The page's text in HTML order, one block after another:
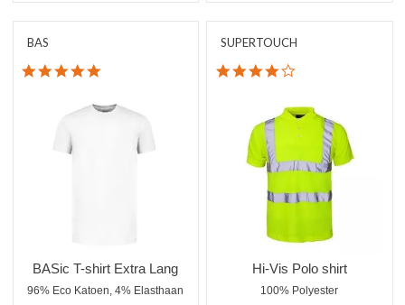
BAS
5.0 star rating
BASic T-shirt Extra Lang
96% Eco Katoen, 4% Elasthaan
SUPERTOUCH
4.0 star rating
Hi-Vis Polo shirt
100% Polyester